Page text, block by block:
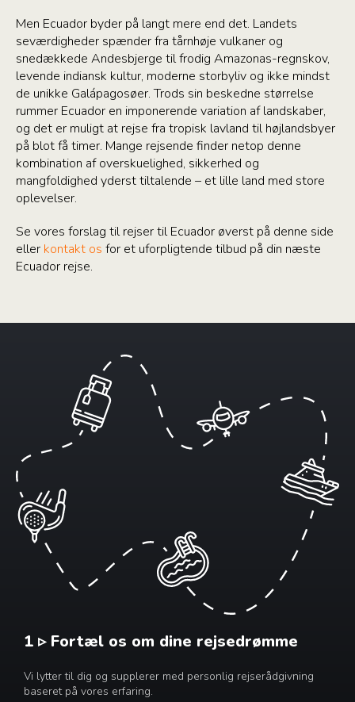
Men Ecuador byder på langt mere end det. Landets
seværdigheder spænder fra tårnhøje vulkaner og
snedækkede Andesbjerge til frodig Amazonas-regnskov,
levende indiansk kultur, moderne storbyliv og ikke mindst
de unikke Galápagosøer. Trods sin beskedne størrelse
rummer Ecuador en imponerende variation af landskaber,
og det er muligt at rejse fra tropisk lavland til højlandsbyer
på blot få timer. Mange rejsende finder netop denne
kombination af overskuelighed, sikkerhed og
mangfoldighed yderst tiltalende – et lille land med store
oplevelser.
Se vores forslag til rejser til Ecuador øverst på denne side
eller kontakt os for et uforpligtende tilbud på din næste
Ecuador rejse.
1 ▹ Fortæl os om dine rejsedrømme
Vi lytter til dig og supplerer med personlig rejserådgivning
baseret på vores erfaring.